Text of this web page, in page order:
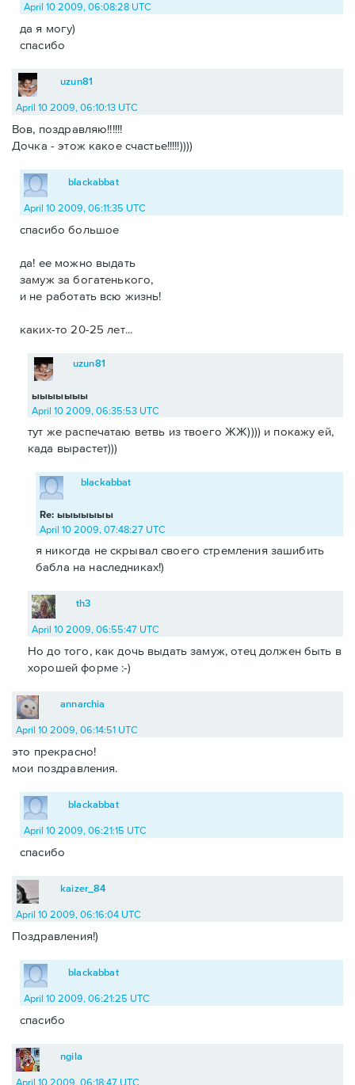
April 10 2009, 06:08:28 UTC
да я могу)
спасибо
uzun81
April 10 2009, 06:10:13 UTC
Вов, поздравляю!!!!!!
Дочка - этож какое счастье!!!!!))))
blackabbat
April 10 2009, 06:11:35 UTC
спасибо большое
да! ее можно выдать
замуж за богатенького,
и не работать всю жизнь!
каких-то 20-25 лет...
ыыыыыыы
uzun81
April 10 2009, 06:35:53 UTC
тут же распечатаю ветвь из твоего ЖЖ)))) и покажу ей,
када вырастет)))
Re: ыыыыыыы
blackabbat
April 10 2009, 07:48:27 UTC
я никогда не скрывал своего стремления зашибить
бабла на наследниках!)
th3
April 10 2009, 06:55:47 UTC
Но до того, как дочь выдать замуж, отец должен быть в
хорошей форме :-)
annarchia
April 10 2009, 06:14:51 UTC
это прекрасно!
мои поздравления.
blackabbat
April 10 2009, 06:21:15 UTC
спасибо
kaizer_84
April 10 2009, 06:16:04 UTC
Поздравления!)
blackabbat
April 10 2009, 06:21:25 UTC
спасибо
ngila
April 10 2009, 06:18:47 UTC